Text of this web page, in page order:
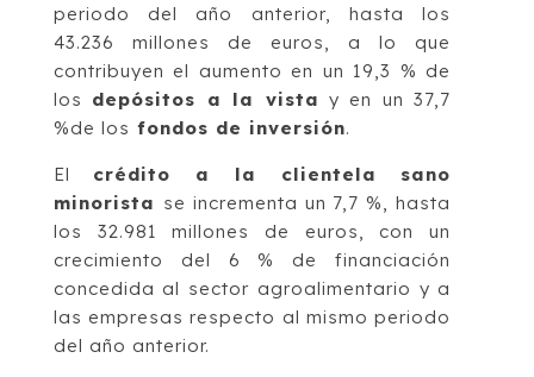
periodo del año anterior, hasta los
43.236 millones de euros, a lo que
contribuyen el aumento en un 19,3 % de
los depósitos a la vista y en un 37,7
%de los fondos de inversión.
El crédito a la clientela sano
minorista se incrementa un 7,7 %, hasta
los 32.981 millones de euros, con un
crecimiento del 6 % de financiación
concedida al sector agroalimentario y a
las empresas respecto al mismo periodo
del año anterior.